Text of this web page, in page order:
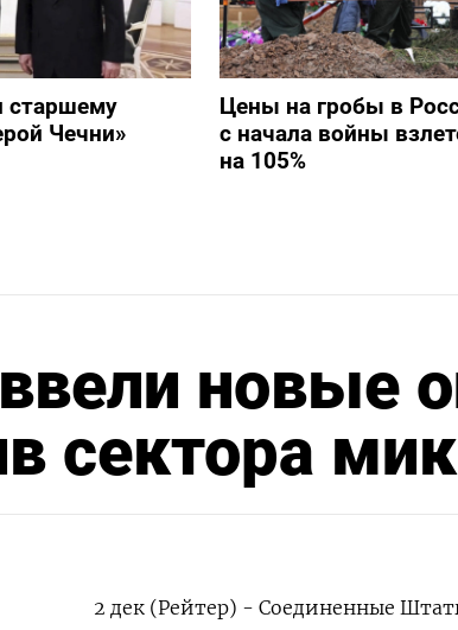
старшему
Чечни»
Цены на гробы в
с начала войны
на 105%
новые
сектора
2 дек (Рейтер) - Соединенные